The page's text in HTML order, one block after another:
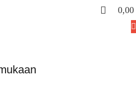
0,00